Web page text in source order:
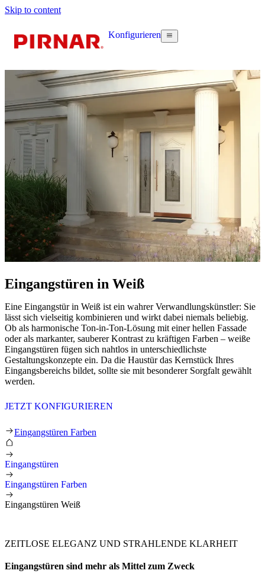
Skip to content
Konfigurieren
Eingangstüren in Weiß
Eine Eingangstür in Weiß ist ein wahrer Verwandlungskünstler: Sie
lässt sich vielseitig kombinieren und wirkt dabei niemals beliebig.
Ob als harmonische Ton-in-Ton-Lösung mit einer hellen Fassade
oder als markanter, sauberer Kontrast zu kräftigen Farben – weiße
Eingangstüren fügen sich nahtlos in unterschiedlichste
Gestaltungskonzepte ein. Da die Haustür das Kernstück Ihres
Eingangsbereichs bildet, sollte sie mit besonderer Sorgfalt gewählt
werden.
JETZT KONFIGURIEREN
Eingangstüren Weiß
Eingangstüren Farben
Eingangstüren
Eingangstüren Farben
Eingangstüren Weiß
ZEITLOSE ELEGANZ UND STRAHLENDE KLARHEIT
Eingangstüren sind mehr als Mittel zum Zweck